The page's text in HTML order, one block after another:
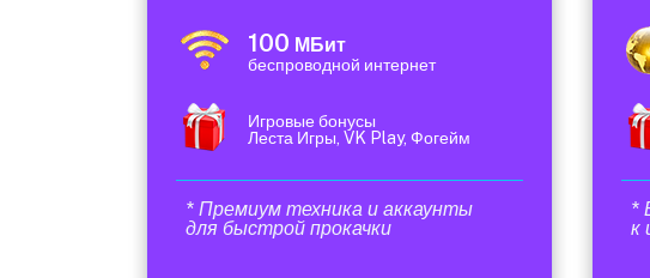
100 МБит
беспроводной интернет
Игровые бонусы
Леста Игры, VK Play, Фогейм
* Премиум техника и аккаунты
для быстрой прокачки
*
к